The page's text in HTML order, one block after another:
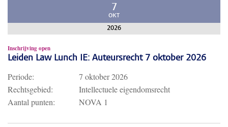
7
OKT
2026
Inschrijving open
Leiden Law Lunch IE: Auteursrecht 7 oktober 2026
Periode:
7 oktober 2026
Rechtsgebied:
Intellectuele eigendomsrecht
Aantal punten:
NOVA 1